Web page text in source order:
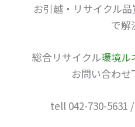
お引越・リサイクル
で解
総合リサイクル環境ル
お問い合わせ
tell 042-730-5631